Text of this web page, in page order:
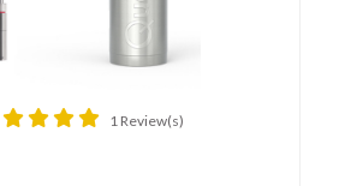
1 Review(s)